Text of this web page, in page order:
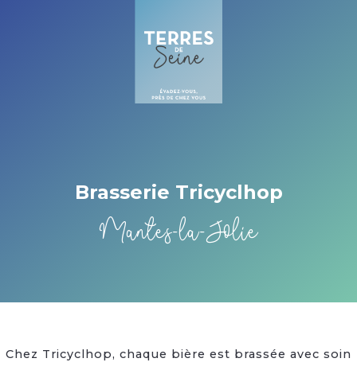
Brasserie Tricyclhop
Mantes-la-Jolie
Chez Tricyclhop, chaque bière est brassée avec soin